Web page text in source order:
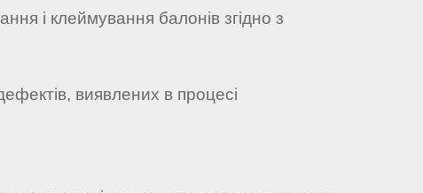
і клеймування балонів згідно з
виявлених в процесі